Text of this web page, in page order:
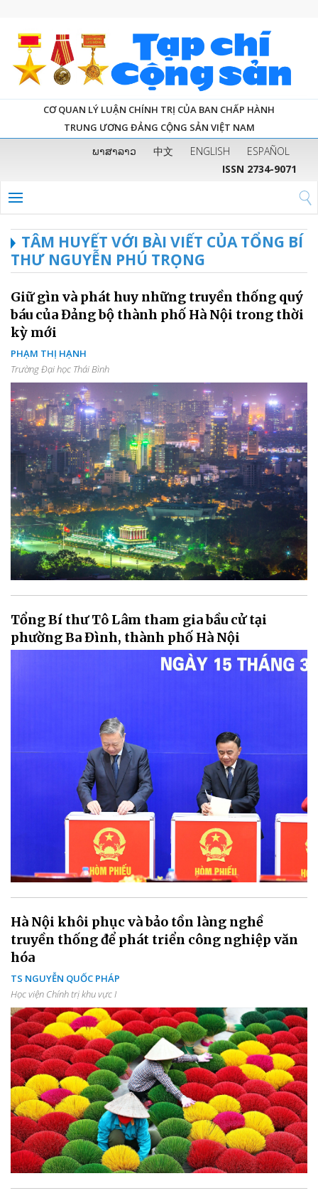
CƠ QUAN LÝ LUẬN CHÍNH TRỊ CỦA BAN CHẤP HÀNH
TRUNG ƯƠNG ĐẢNG CỘNG SẢN VIỆT NAM
ພາສາລາວ 中文 ENGLISH
ESPAÑOL
ISSN 2734-9071
TÂM HUYẾT VỚI BÀI VIẾT CỦA TỔNG BÍ
THƯ NGUYỄN PHÚ TRỌNG
Giữ gìn và phát huy những truyền thống quý
báu của Đảng bộ thành phố Hà Nội trong thời
kỳ mới
PHẠM THỊ HẠNH
Trường Đại học Thái Bình
Tổng Bí thư Tô Lâm tham gia bầu cử tại
phường Ba Đình, thành phố Hà Nội
Hà Nội khôi phục và bảo tồn làng nghề
truyền thống để phát triển công nghiệp văn
hóa
TS NGUYỄN QUỐC PHÁP
Học viện Chính trị khu vực I